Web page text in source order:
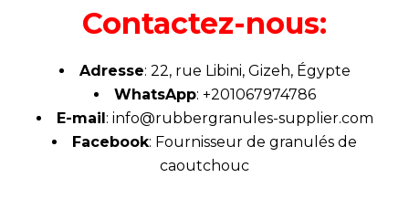
Contactez-nous:
Adresse: 22, rue Libini, Gizeh, Égypte
WhatsApp: +201067974786
E-mail : info@rubbergranules-supplier.com
Facebook: Fournisseur de granulés de
caoutchouc